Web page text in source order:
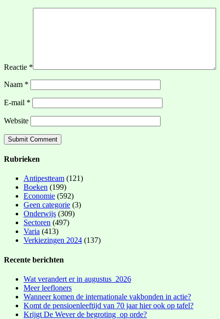
Reactie *
Naam *
E-mail *
Website
Rubrieken
Antipestteam (121)
Boeken (199)
Economie (592)
Geen categorie (3)
Onderwijs (309)
Sectoren (497)
Varia (413)
Verkiezingen 2024 (137)
Recente berichten
Wat verandert er in augustus 2026
Meer leefloners
Wanneer komen de internationale vakbonden in actie?
Komt de pensioenleeftijd van 70 jaar hier ook op tafel?
Krijgt De Wever de begroting op orde?